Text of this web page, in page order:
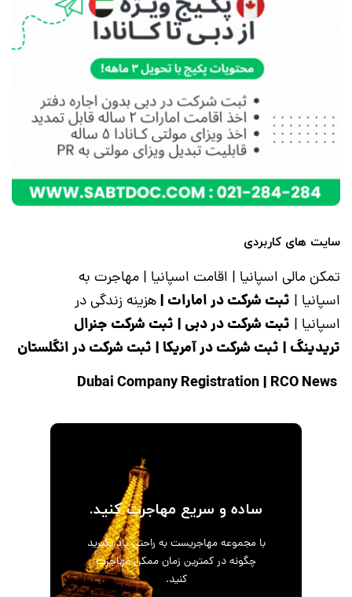
سایت های کاربردی
تمکن مالی اسپانیا | اقامت اسپانیا | مهاجرت به
اسپانیا | ثبت شرکت در امارات |هزینه زندگی در
اسپانیا | ثبت شرکت در دبی | ثبت شرکت جنرال
تریدینگ | ثبت شرکت در آمریکا | ثبت شرکت در انگلستان
| RCO News
ساده و سریع مهاجرت کنید.
با مجموعه مهاجریست به راحتی یاد بگیرید
چگونه در کمترین زمان ممکن مهاجرت
کنید.